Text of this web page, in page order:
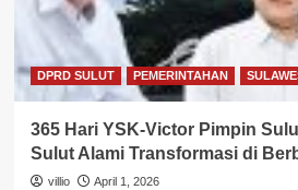
DPRD SULUT PEMERINTAHAN
365 Hari YSK-Victor Pimpin
Sulut Alami Transformasi di
villio April 1, 2026